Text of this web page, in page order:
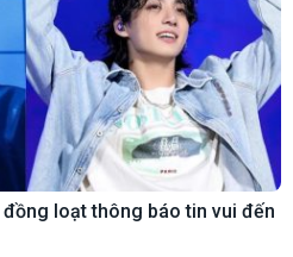
loạt thông báo tin vui đến